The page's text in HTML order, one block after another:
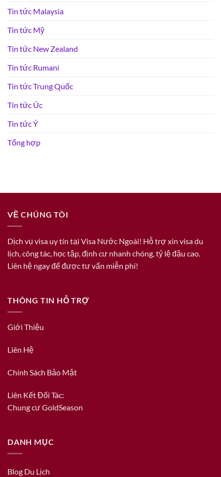
Tin tức Malaysia
Tin tức Mỹ
Tin tức New Zealand
Tin tức Rumani
Tin tức Trung Quốc
Tin tức Úc
Tin tức Ý
Tổng hợp
VỀ CHÚNG TÔI
Dịch vụ visa uy tín tại Visa Nước Ngoài! Hỗ trợ xin visa du
lịch, công tác, học tập, định cư nhanh chóng, tỷ lệ đậu cao.
Liên hệ ngay để được tư vấn miễn phí!
THÔNG TIN HỖ TRỢ
Giới Thiệu
Liên Hệ
Chính Sách Bảo Mật
Liên Kết Đối Tác:
Chung cư GoldSeason
DANH MỤC
Blog Du Lịch